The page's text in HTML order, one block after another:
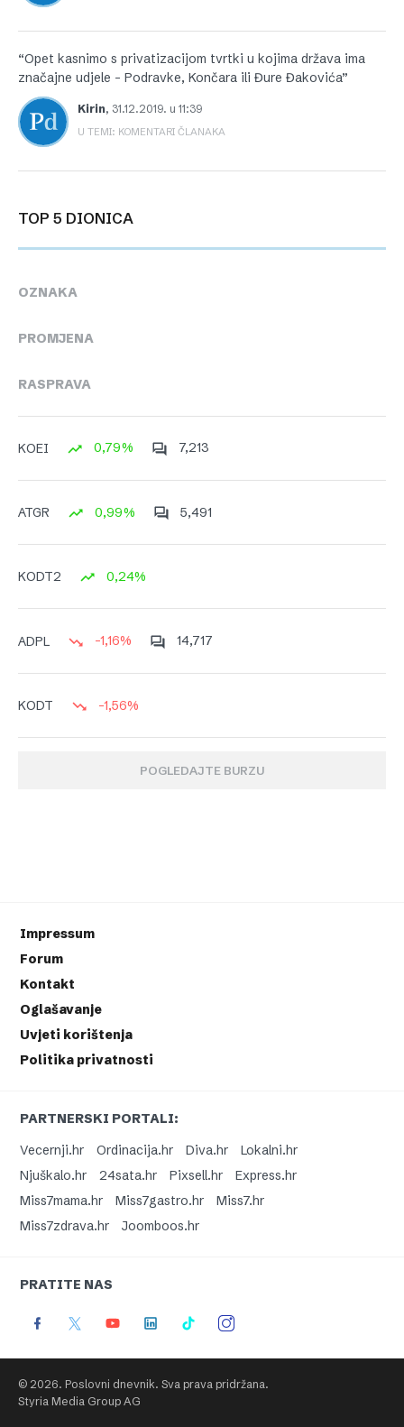
“Opet kasnimo s privatizacijom tvrtki u kojima država ima
značajne udjele – Podravke, Končara ili Đure Đakovića”
Kirin, 31.12.2019. u 11:39
U TEMI: KOMENTARI ČLANAKA
TOP 5 DIONICA
OZNAKA
PROMJENA
RASPRAVA
KOEI 0,79% 7,213
ATGR 0,99% 5,491
KODT2 0,24%
ADPL -1,16% 14,717
KODT -1,56%
POGLEDAJTE BURZU
Impressum
Forum
Kontakt
Oglašavanje
Uvjeti korištenja
Politika privatnosti
PARTNERSKI PORTALI:
Vecernji.hr
Ordinacija.hr Diva.hr
Lokalni.hr
Njuškalo.hr
24sata.hr Pixsell.hr
Express.hr
Miss7mama.hr
Miss7gastro.hr
Miss7.hr
Miss7zdrava.hr
Joomboos.hr
PRATITE NAS
© 2026. Poslovni dnevnik. Sva prava pridržana.
Styria Media Group AG